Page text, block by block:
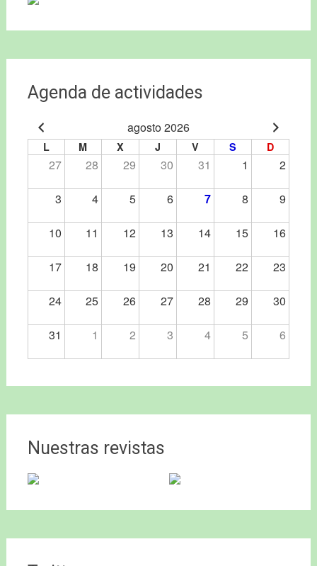
Agenda de actividades
agosto 2026
L M X J V S D
27 28 29 30 31 1 2
3 4 5 6 7 8 9
10 11 12 13 14 15 16
17 18 19 20 21 22 23
24 25 26 27 28 29 30
31 1 2 3 4 5 6
Nuestras revistas